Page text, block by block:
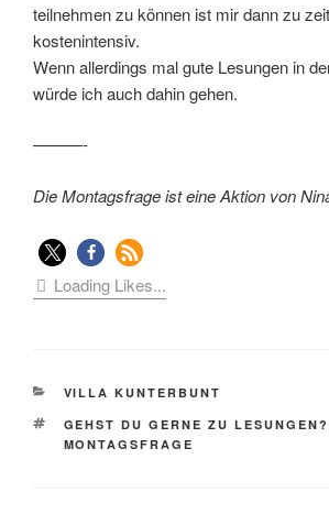
teilnehmen zu können ist mir dann zu
kostenintensiv.
Wenn allerdings mal gute Lesungen in
würde ich auch dahin gehen.
———-
Die Montagsfrage ist eine Aktion von
Loading Likes...
KATEGORIEN
VILLA KUNTERBUNT
SCHLAGWÖRTER
GEHST DU GERNE ZU LESUNGEN?
MONTAGSFRAGE